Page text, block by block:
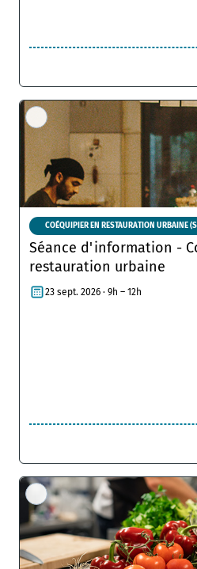
COÉQUIPIER EN RESTAURATION URBAINE
Séance d'information -
restauration urbaine
23 sept. 2026 · 9h – 12h